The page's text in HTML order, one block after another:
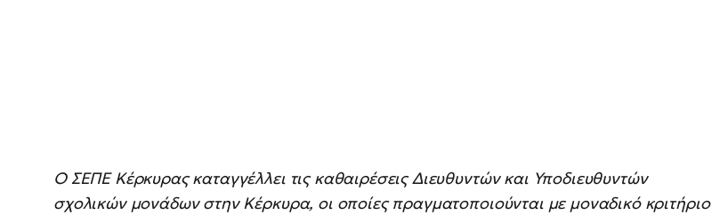
Ο ΣΕΠΕ Κέρκυρας καταγγέλλει τις καθαιρέσεις Διευθυντών και Υποδιευθυντών
σχολικών μονάδων στην Κέρκυρα, οι οποίες πραγματοποιούνται με μοναδικό κριτήριο